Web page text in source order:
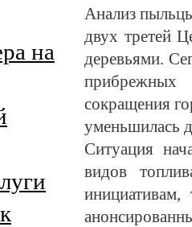
Анализ
двух третей
деревьями.
прибрежных
сокращения
уменьшилась
Ситуация
видов
на